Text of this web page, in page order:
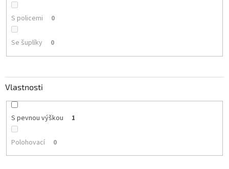
S policemi 0
Se šuplíky 0
Vlastnosti
S pevnou výškou 1
Polohovací 0